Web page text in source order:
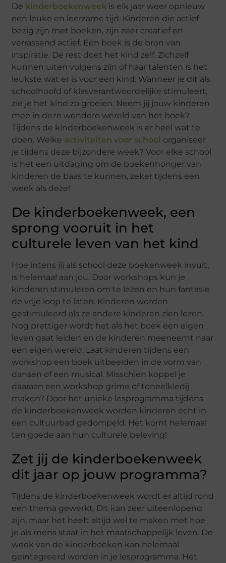
De kinderboekenweek is elk jaar weer opnieuw
een leuke en leerzame tijd. Kinderen die actief
bezig zijn met boeken, zijn zeer creatief en
verrassend actief. Een boek is de bron van
inspiratie. De rest doet het kind zelf. Zichzelf
kunnen uiten volgens zijn of haar talenten is het
leukste wat er is voor een kind. Wanneer je dit als
schoolhoofd of klasverantwoordelijke stimuleert,
zie je het kind zo groeien. Neem jij jouw kinderen
mee in deze wondere wereld van het boek?
Tijdens de kinderboekenweek is er heel wat te
doen. Welke activiteiten voor school organiseer
je tijdens deze bijzondere week? Voor elke school
is het een uitdaging om de boekenhonger van
kinderen de baas te kunnen, zeker tijdens een
week als deze!
De kinderboekenweek, een
sprong vooruit in het
culturele leven van het kind
Hoe intens jij als school deze boekenweek invult,
is helemaal aan jou. Door workshops kun je
kinderen stimuleren om te lezen en hun fantasie
de vrije loop te laten. Kinderen worden
gestimuleerd als ze andere kinderen zien lezen.
Nog prettiger wordt het als het boek een eigen
leven gaat leiden en de kinderen meeneemt naar
een eigen wereld. Laat kinderen tijdens een
workshop een boek uitbeelden in de vorm van
dansen of een musical. Misschien koppel je
daaraan een workshop grime of toneelkledij
maken? Door het unieke lesprogramma tijdens
de kinderboekenweek worden kinderen echt in
een cultuurbad gedompeld. Het komt helemaal
ten goede aan hun culturele beleving!
Zet jij de kinderboekenweek
dit jaar op jouw programma?
Tijdens de kinderboekenweek wordt er altijd rond
een thema gewerkt. Dit kan zeer uiteenlopend
zijn, maar het heeft altijd wel te maken met hoe
je als mens staat in het maatschappelijk leven. De
week van de kinderboeken kan helemaal
geïntegreerd worden in je lesprogramma. Het